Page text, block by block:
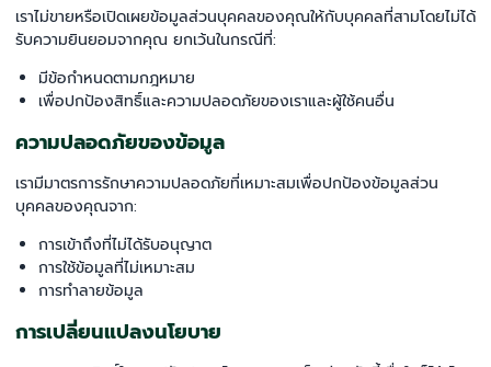
เราไม่ขายหรือเปิดเผยข้อมูลส่วนบุคคลของคุณให้กับบุคคลที่สามโดยไม่ได้
รับความยินยอมจากคุณ ยกเว้นในกรณีที่:
มีข้อกำหนดตามกฎหมาย
เพื่อปกป้องสิทธิ์และความปลอดภัยของเราและผู้ใช้คนอื่น
ความปลอดภัยของข้อมูล
เรามีมาตรการรักษาความปลอดภัยที่เหมาะสมเพื่อปกป้องข้อมูลส่วน
บุคคลของคุณจาก:
การเข้าถึงที่ไม่ได้รับอนุญาต
การใช้ข้อมูลที่ไม่เหมาะสม
การทำลายข้อมูล
การเปลี่ยนแปลงนโยบาย